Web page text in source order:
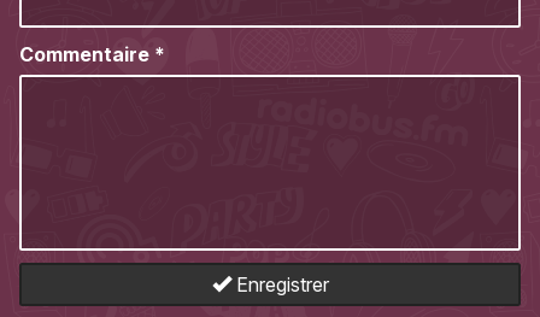
Commentaire *
Enregistrer